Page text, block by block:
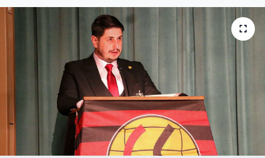
Alış-Veriş/İş dünyası
Bilecik
Kütahya
Gezi